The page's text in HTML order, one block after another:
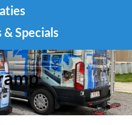
Specials